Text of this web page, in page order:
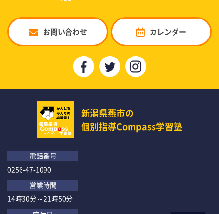
お問い合わせ カレンダー
新潟県燕市の
個別指導Compass学習塾
電話番号
0256-47-1090
営業時間
14時30分～21時50分